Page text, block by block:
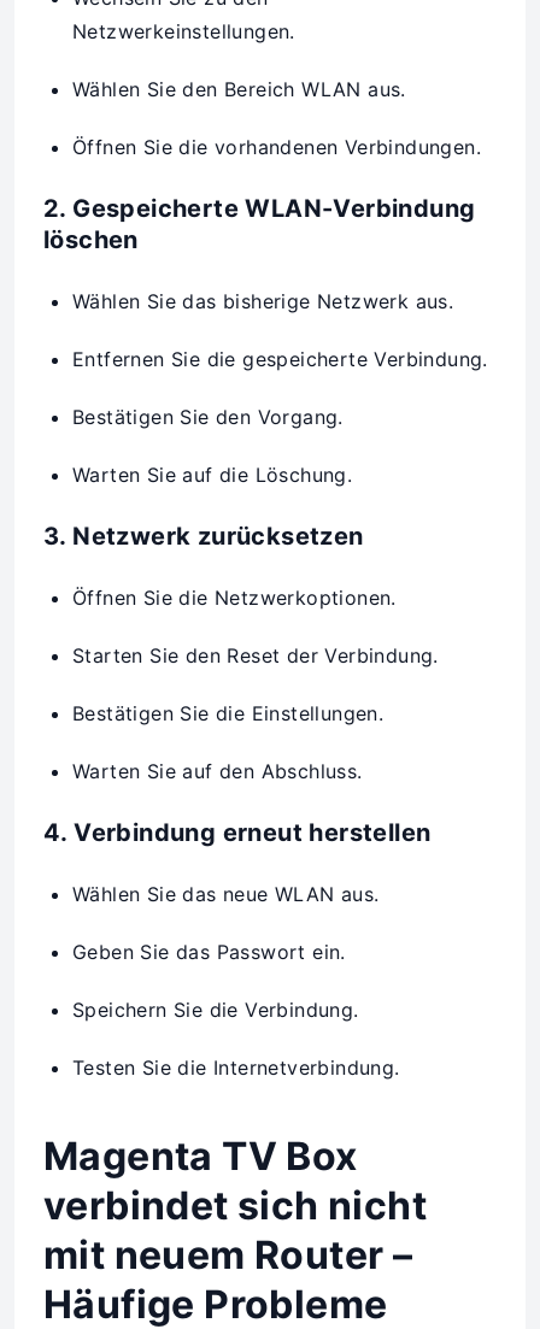
Netzwerkeinstellungen.
Wählen Sie den Bereich WLAN aus.
Öffnen Sie die vorhandenen Verbindungen.
2. Gespeicherte WLAN-Verbindung
löschen
Wählen Sie das bisherige Netzwerk aus.
Entfernen Sie die gespeicherte Verbindung.
Bestätigen Sie den Vorgang.
Warten Sie auf die Löschung.
3. Netzwerk zurücksetzen
Öffnen Sie die Netzwerkoptionen.
Starten Sie den Reset der Verbindung.
Bestätigen Sie die Einstellungen.
Warten Sie auf den Abschluss.
4. Verbindung erneut herstellen
Wählen Sie das neue WLAN aus.
Geben Sie das Passwort ein.
Speichern Sie die Verbindung.
Testen Sie die Internetverbindung.
Magenta TV Box
verbindet sich nicht
mit neuem Router –
Häufige Probleme